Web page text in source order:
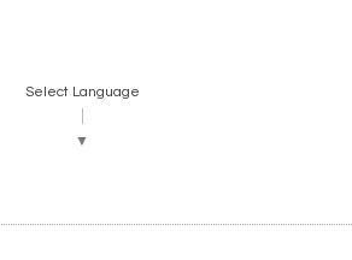
Select Language
▼